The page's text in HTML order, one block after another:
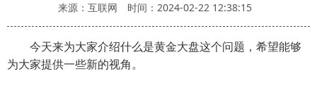
来源：互联网 时间：2024-02-22 12:38:15
今天来为大家介绍什么是黄金大盘这个问题，希望能够
为大家提供一些新的视角。